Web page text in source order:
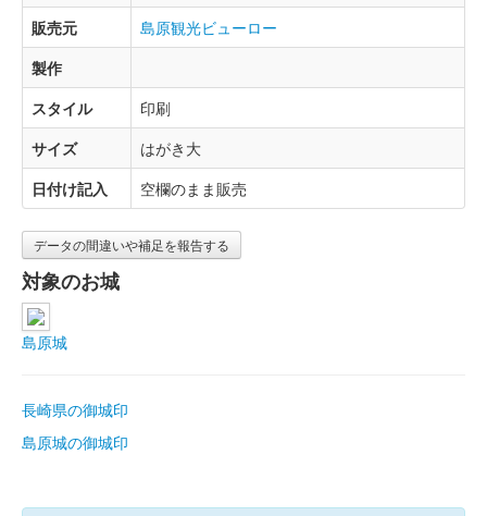
販売元
島原観光ビューロー
製作
スタイル
印刷
サイズ
はがき大
日付け記入
空欄のまま販売
データの間違いや補足を報告する
対象のお城
島原城
長崎県の御城印
島原城の御城印